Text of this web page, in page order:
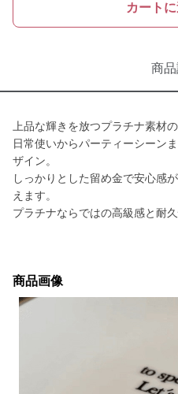
カート
商
上品な輝きを放つプラチナ素材
日常使いからパーティーシーン
ザイン。
しっかりとした留め金で安心感
えます。
プラチナならではの高級感と耐
商品画像